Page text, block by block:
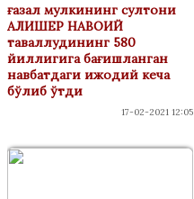
ғазал мулкининг султони
АЛИШЕР НАВОИЙ
таваллудининг 580
йиллигига бағишланган
навбатдаги ижодий кеча
бўлиб ўтди
17-02-2021 12:05